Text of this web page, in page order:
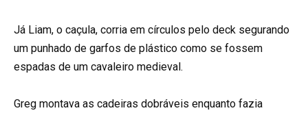
Já Liam, o caçula, corria em círculos pelo deck segurando
um punhado de garfos de plástico como se fossem
espadas de um cavaleiro medieval.
Greg montava as cadeiras dobráveis enquanto fazia